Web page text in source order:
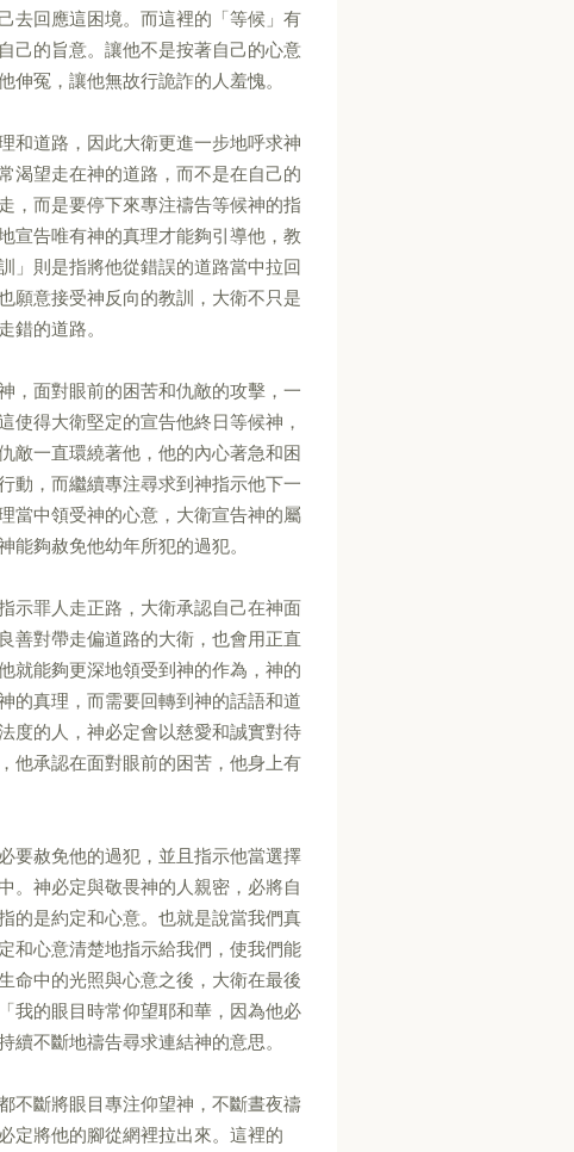
去回應這困境。而這裡的「等候」有
己的旨意。讓他不是按著自己的心意
冤，讓他無故行詭詐的人羞愧。
和道路，因此大衛更進一步地呼求神
渴望走在神的道路，而不是在自己的
，而是要停下來專注禱告等候神的指
宣告唯有神的真理才能夠引導他，教
」則是指將他從錯誤的道路當中拉回
願意接受神反向的教訓，大衛不只是
錯的道路。
，面對眼前的困苦和仇敵的攻擊，一
使得大衛堅定的宣告他終日等候神，
敵一直環繞著他，他的內心著急和困
動，而繼續專注尋求到神指示他下一
當中領受神的心意，大衛宣告神的屬
夠赦免他幼年所犯的過犯。
示罪人走正路，大衛承認自己在神面
善對帶走偏道路的大衛，也會用正直
就能夠更深地領受到神的作為，神的
的真理，而需要回轉到神的話語和道
度的人，神必定會以慈愛和誠實對待
他承認在面對眼前的困苦，他身上有
要赦免他的過犯，並且指示他當選擇
。神必定與敬畏神的人親密，必將自
的是約定和心意。也就是說當我們真
和心意清楚地指示給我們，使我們能
命中的光照與心意之後，大衛在最後
我的眼目時常仰望耶和華，因為他必
不斷地禱告尋求連結神的意思。
不斷將眼目專注仰望神，不斷晝夜禱
定將他的腳從網裡拉出來。這裡的